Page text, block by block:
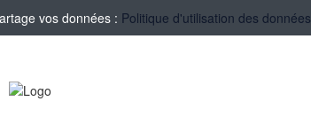
vos données : Politique d'utilisation des données